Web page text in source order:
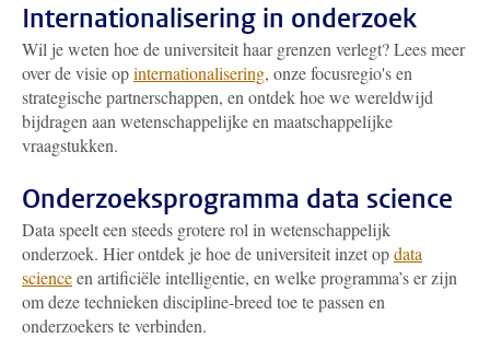
Internationalisering in onderzoek
Wil je weten hoe de universiteit haar grenzen verlegt? Lees meer
over de visie opinternationalisering, onze focusregio's en
strategische partnerschappen, en ontdek hoe we wereldwijd
bijdragen aan wetenschappelijke en maatschappelijke
vraagstukken.
Onderzoeksprogramma data science
Data speelt een steeds grotere rol in wetenschappelijk
onderzoek. Hier ontdek je hoe de universiteit inzet opdata
scienceen artificiële intelligentie, en welke programma’s er zijn
om deze technieken discipline-breed toe te passen en
onderzoekers te verbinden.